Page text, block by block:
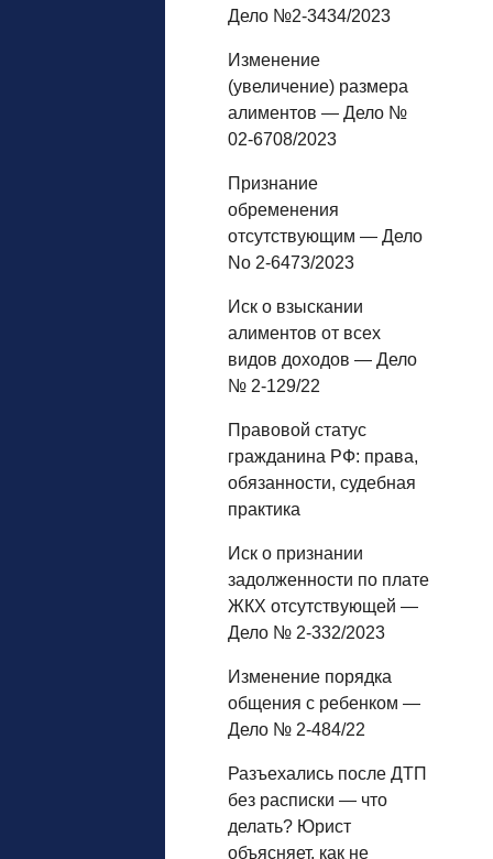
Дело №2-3434/2023
Изменение
(увеличение) размера
алиментов — Дело №
02-6708/2023
Признание
обременения
отсутствующим — Дело
No 2-6473/2023
Иск о взыскании
алиментов от всех
видов доходов — Дело
№ 2-129/22
Правовой статус
гражданина РФ: права,
обязанности, судебная
практика
Иск о признании
задолженности по плате
ЖКХ отсутствующей —
Дело № 2-332/2023
Изменение порядка
общения с ребенком —
Дело № 2-484/22
Разъехались после ДТП
без расписки — что
делать? Юрист
объясняет, как не